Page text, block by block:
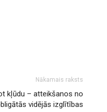
Nākamais raksts
kļūdu – atteikšanos no
vidējās izglītības